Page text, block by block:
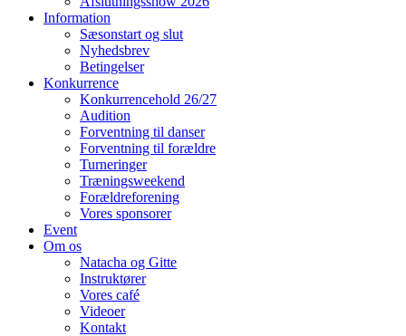
Information
Sæsonstart og slut
Nyhedsbrev
Betingelser
Konkurrence
Konkurrencehold 26/27
Audition
Forventning til danser
Forventning til forældre
Turneringer
Træningsweekend
Forældreforening
Vores sponsorer
Event
Om os
Natacha og Gitte
Instruktører
Vores café
Videoer
Kontakt